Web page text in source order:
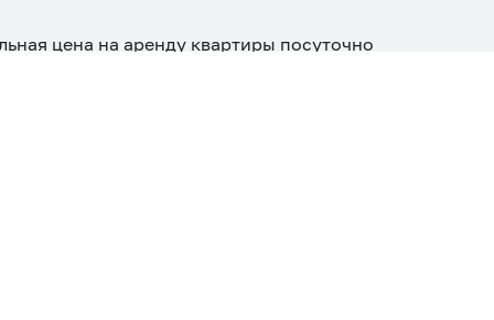
цена на аренду квартиры посуточно